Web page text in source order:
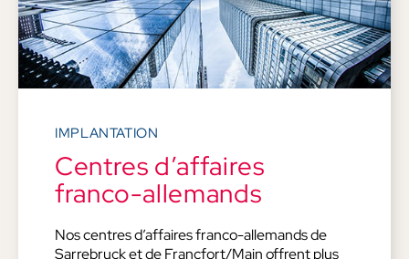
IMPLANTATION
Centres d’affaires
franco-allemands
Nos centres d’affaires franco-allemands de
Sarrebruck et de Francfort/Main offrent plus